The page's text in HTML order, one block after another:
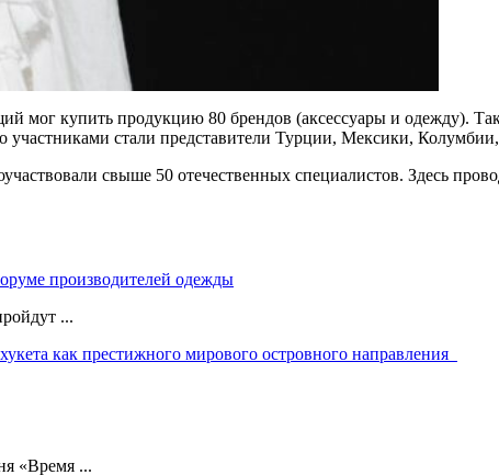
купить продукцию 80 брендов (аксессуары и одежду).
стали представители Турции, Мексики,
свыше 50 отечественных специалистов. Здесь
производителей одежды
...
как престижного мирового островного направления
«Время ...